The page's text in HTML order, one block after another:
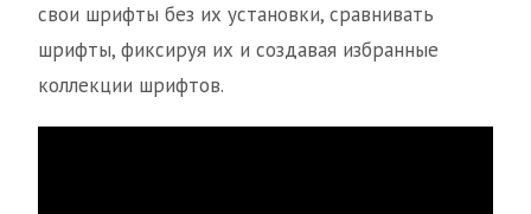
свои шрифты без их установки, сравнивать
шрифты, фиксируя их и создавая избранные
коллекции шрифтов.